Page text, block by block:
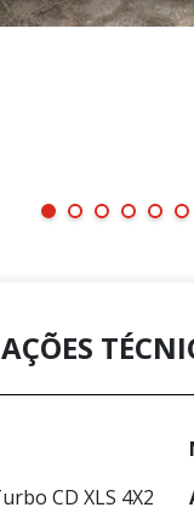
CD XLS 4X2